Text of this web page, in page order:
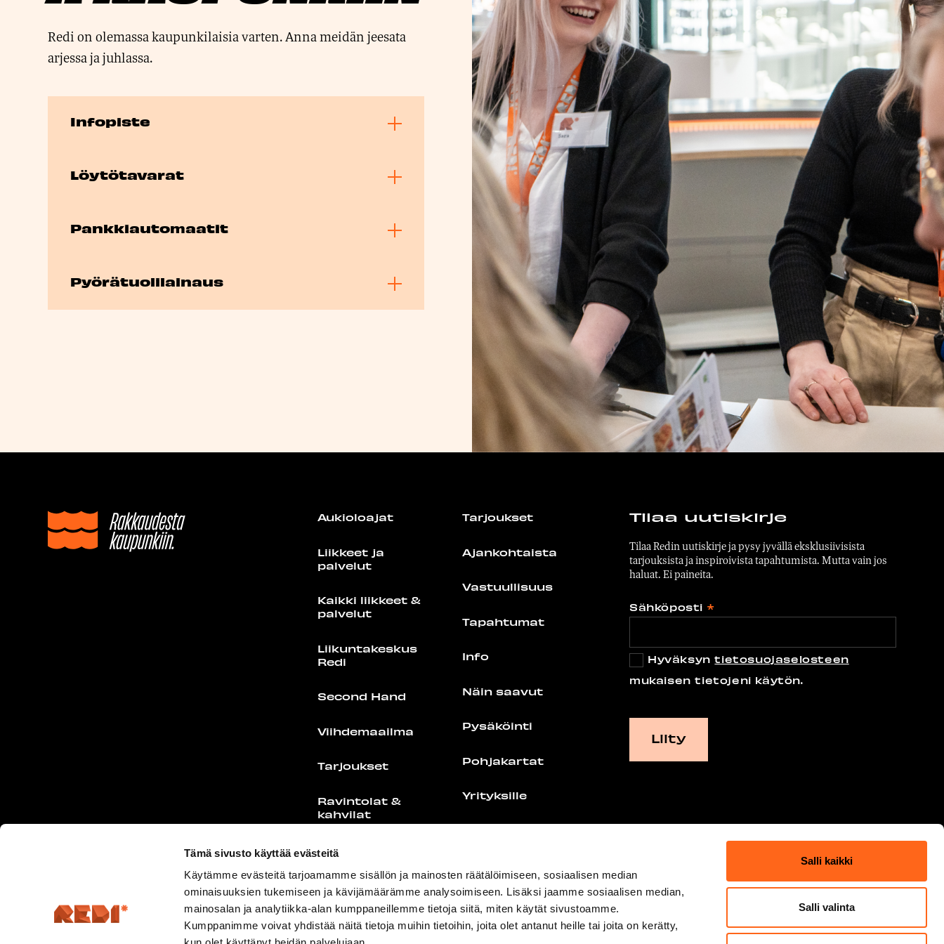
Tämä sivusto käyttää evästeitä
Käytämme evästeitä tarjoamamme sisällön ja mainosten räätälöimiseen, sosiaalisen median
ominaisuuksien tukemiseen ja kävijämäärämme analysoimiseen. Lisäksi jaamme sosiaalisen median,
mainosalan ja analytiikka-alan kumppaneillemme tietoja siitä, miten käytät sivustoamme.
Kumppanimme voivat yhdistää näitä tietoja muihin tietoihin, joita olet antanut heille tai joita on kerätty,
Salli kaikki
Salli valinta
Redi on olemassa kaupunkilaisia varten. Anna meidän jeesata
arjessa ja juhlassa.
Infopiste
Löytötavarat
Pankkiautomaatit
Pyörätuolilainaus
Aukioloajat
Liikkeet ja
palvelut
Kaikki liikkeet &
palvelut
Liikuntakeskus
Redi
Second Hand
Viihdemaailma
Tarjoukset
Ravintolat &
kahvilat
Kaikki ravintolat
Food Port
Lounaslistat
Tarjoukset
Ajankohtaista
Vastuullisuus
Tapahtumat
Info
Näin saavut
Pysäköinti
Pohjakartat
Yrityksille
Yhteystiedot
Tilaa uutiskirje
Tilaa Redin uutiskirje ja pysy jyvällä eksklusiivisista
tarjouksista ja inspiroivista tapahtumista. Mutta vain jos
haluat. Ei paineita.
Sähköposti *
Hyväksyntietosuojaselosteen
mukaisen tietojeni käytön.